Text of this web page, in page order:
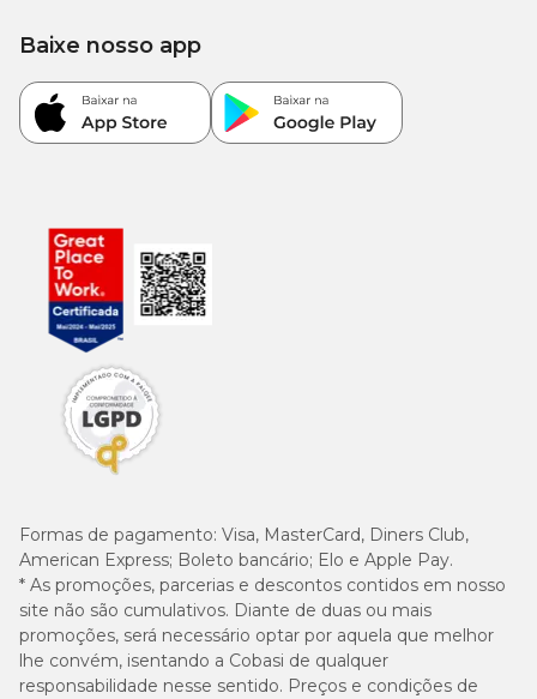
Formas de pagamento: Visa, MasterCard, Diners Club,
American Express; Boleto bancário; Elo e Apple Pay.
* As promoções, parcerias e descontos contidos em nosso
site não são cumulativos. Diante de duas ou mais
promoções, será necessário optar por aquela que melhor
lhe convém, isentando a Cobasi de qualquer
responsabilidade nesse sentido. Preços e condições de
Baixe nosso app